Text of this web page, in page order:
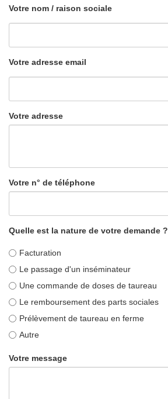
Votre nom / raison sociale
Votre adresse email
Votre adresse
Votre n° de téléphone
Quelle est la nature de votre demande ?
Facturation
Le passage d'un inséminateur
Une commande de doses de taureau
Le remboursement des parts sociales
Prélèvement de taureau en ferme
Autre
Votre message